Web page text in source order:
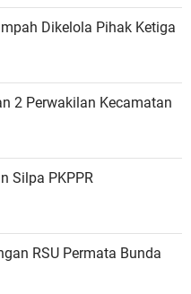
Dikelola Pihak Ketiga
2 Perwakilan Kecamatan
Silpa PKPPR
RSU Permata Bunda